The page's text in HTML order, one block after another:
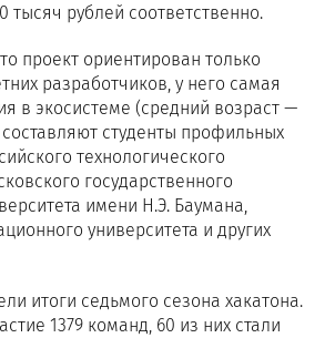
тысяч рублей соответственно.
проект ориентирован только
разработчиков, у него самая
в экосистеме (средний возраст —
составляют студенты профильных
технологического
государственного
имени Н.Э. Баумана,
университета и других
итоги седьмого сезона хакатона.
1379 команд, 60 из них стали